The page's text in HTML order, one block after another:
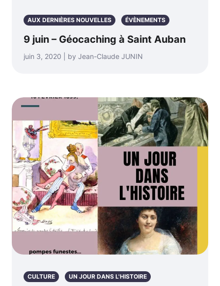
AUX DERNIÈRES NOUVELLES ÉVÈNEMENTS
9 juin – Géocaching à Saint Auban
juin 3, 2020 | by Jean-Claude JUNIN
CULTURE UN JOUR DANS L'HISTOIRE